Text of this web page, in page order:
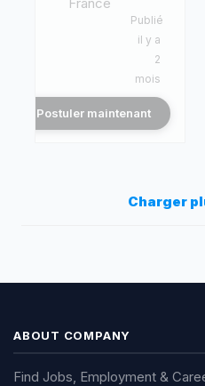
Publié
il y a
2
mois
Postuler maintenant
Charger
ABOUT COMPANY
Find Jobs, Employment &